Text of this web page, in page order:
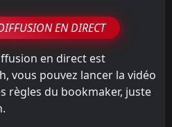
EN DIRECT
en direct est
vous pouvez lancer la vidéo
règles du bookmaker, juste